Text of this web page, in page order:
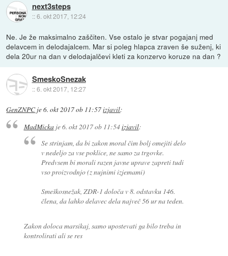
next3steps
::6. okt 2017, 12:24
Ne. Je že maksimalno zaščiten. Vse ostalo je stvar pogajanj med
delavcem in delodajalcem. Mar si poleg hlapca zraven še suženj, ki
dela 20ur na dan v delodajalčevi kleti za konzervo koruze na dan ?
SmeskoSnezak
::6. okt 2017, 12:27
GenZNPCje6. okt 2017 ob 11:57izjavil:
MadMickaje6. okt 2017 ob 11:54izjavil:
Se strinjam, da bi zakon moral čim bolj omejiti delo
v nedeljo za vse poklice, ne samo za trgovke.
Predvsem bi morali razen javne uprave zapreti tudi
vso proizvodnjo (z nujnimi izjemami)
Smeškosnežak, ZDR-1 določa v 8. odstavku 146.
člena, da lahko delavec dela največ 56 ur na teden.
Zakon doloca marsikaj, samo upostevati ga bilo treba in
kontrolirati ali se res